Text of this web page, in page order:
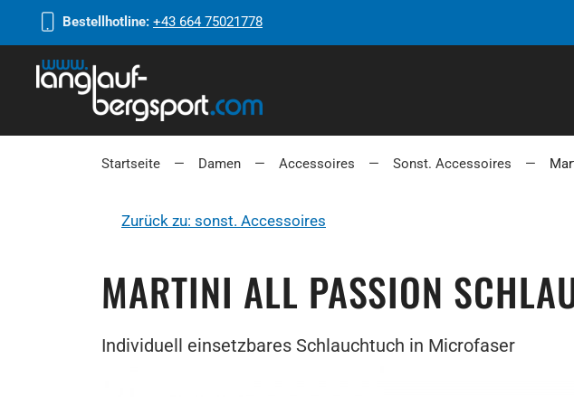
Bestellhotline: +43 664 75021778
Startseite Damen Accessoires Sonst. Accessoires
Zurück zu: sonst. Accessoires
MARTINI ALL PASSION
Individuell einsetzbares Schlauchtuch in Microfaser